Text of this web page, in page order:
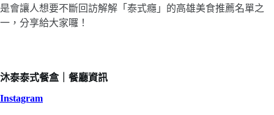
是會讓人想要不斷回訪解解「泰式癮」的高雄美食推薦名單之
一，分享給大家囉！
沐泰泰式餐盒｜餐廳資訊
Instagram